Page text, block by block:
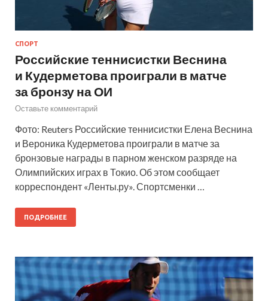
СПОРТ
Российские теннисистки Веснина
и Кудерметова проиграли в матче
за бронзу на ОИ
Оставьте комментарий
Фото: Reuters Российские теннисистки Елена Веснина
и Вероника Кудерметова проиграли в матче за
бронзовые награды в парном женском разряде на
Олимпийских играх в Токио. Об этом сообщает
корреспондент «Ленты.ру». Спортсменки …
ПОДРОБНЕЕ